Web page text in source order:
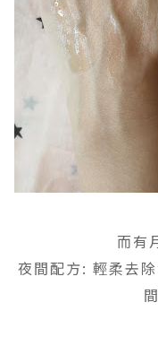
而有
夜間配方: 輕柔去